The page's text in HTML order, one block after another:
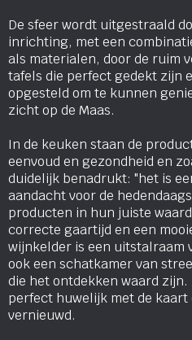
De sfeer wordt uitgestraald
inrichting, met een
als materialen, door de ruim
tafels die perfect gedekt zijn
opgesteld om te kunnen
zicht op de Maas.
In de keuken staan de
eenvoud en gezondheid en
duidelijk benadrukt: "het is
aandacht voor de
producten in hun juiste
correcte gaartijd en een
wijnkelder is een uitstalraam
ook een schatkamer van
die het ontdekken waard zijn.
perfect huwelijk met de
vernieuwd.